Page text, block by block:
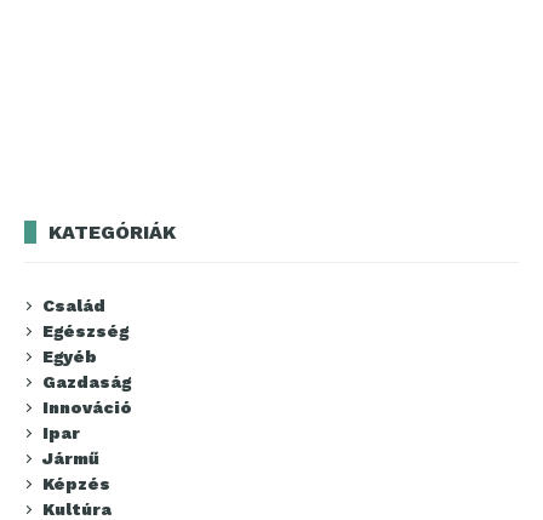
KATEGÓRIÁK
Család
Egészség
Egyéb
Gazdaság
Innováció
Ipar
Jármű
Képzés
Kultúra